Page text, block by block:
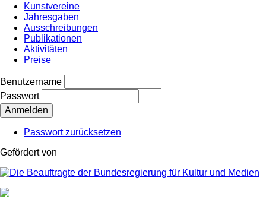
Kunstvereine
Jahresgaben
Ausschreibungen
Publikationen
Aktivitäten
Preise
Benutzername
Passwort
Passwort zurücksetzen
Gefördert von